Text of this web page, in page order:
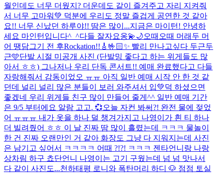
월인데도 너무 더웠지? 더운데도 같이 즐겨주고 자리 지켜줘
서 너무 고마워💚 덕분에 우리도 정말 즐겁게 공연한 것 같아
요!! 너무 신났던 하루야!! 땀은 많이...지금은 마이턴! 안녕하
세요 마인턴입니다^_^다들 잘자요옹💫🌙오때오때 머래두 머
어 땡담그기 전 후Rockation!!🎸🤟🏻✨ 빨리 만나고싶다 두근두
근🩵단발 시절 미공개 사진 (단발밍 좋다고 하는 위게들도 많
아서 ㅎㅎ) 그나저나 우리 단독 콘서트!! 예매 완료했다고 다들
자랑해줘서 감동이었오 ㅠㅠ 아직 일반 예매 시작 안 한 것 같
던데 널리 널리 많은 분들이 보러 와주셔서 입💚덕 하셨으면
좋겠네 우리 위게들 친구 많이 만들어 줄게^^ 일반 예매 기간
은 9/5 부터에요 알람 고고. 💞오늘 자컨 봐써?! 완전 물에 젖었
어 ㅠㅠㅠ 내가 옷을 하나 덜 챙겨가지고 나영이가 흰 티 하나
더 빌려줬어 ㅎㅎ 이 날 진짜 땀 많이 흘렸는데 ㅋㅋㅋ 물놀이
한 건 진짜 오랜만인 거 같아 화장도 그냥 다 지워지는데 사진
은 남기고 싶어서 ㅋㅋㅋㅋ 어때 ?!?! ㅋㅋㅋ 젠타언니랑 나랑
상차림 하구 쵸단언니 나영이는 고기 구웠는데 넘 넘 맛나서
다 같이 사진도...천하태평 로니와 폭탄머리 하디 🐶 점점 토실